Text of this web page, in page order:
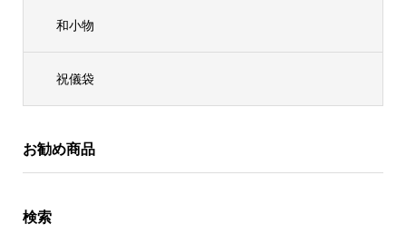
和小物
祝儀袋
お勧め商品
検索